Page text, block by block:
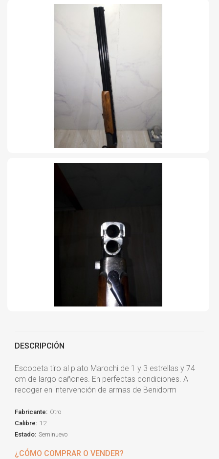
DESCRIPCIÓN
Escopeta tiro al plato Marochi de 1 y 3 estrellas y 74
cm de largo cañones. En perfectas condiciones. A
recoger en intervención de armas de Benidorm
Fabricante: Otro
Calibre: 12
Estado: Seminuevo
¿CÓMO COMPRAR O VENDER?